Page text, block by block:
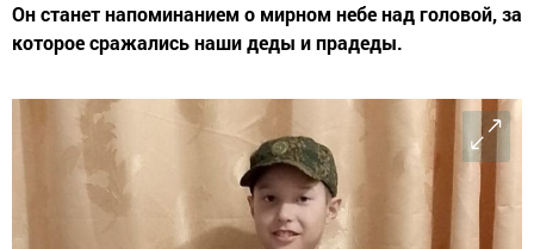
Он станет напоминанием о мирном небе над головой, за
которое сражались наши деды и прадеды.